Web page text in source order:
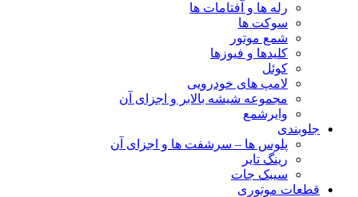
رله ها و آفتامات ها
سوکت ها
شمع موتور
کلیدها و فیوزها
کوئل
لامپ های خودرویی
مجموعه شیشه بالابر و اجزای آن
وایرشمع
جلوبندی
پلوس ها – سرشفت ها و اجزای آن
رینگ تایر
سیبک جات
قطعات موتوری